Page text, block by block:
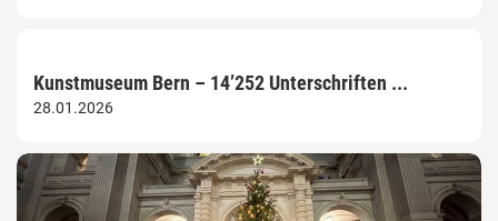
Kunstmuseum Bern – 14’252 Unterschriften ...
28.01.2026